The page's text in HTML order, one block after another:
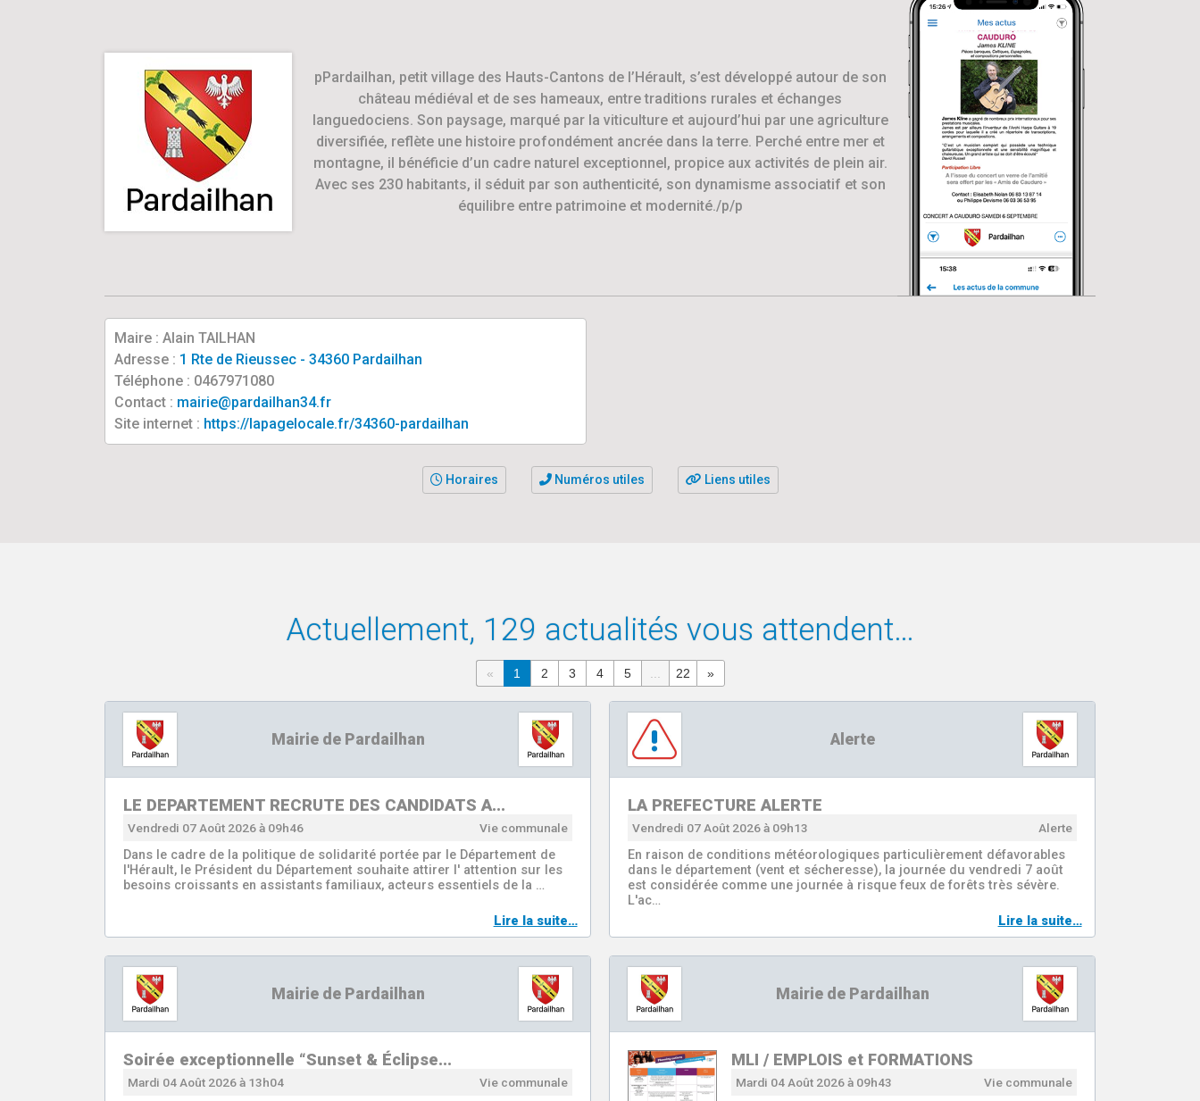
pPardailhan, petit village des Hauts-Cantons de l’Hérault, s’est développé autour de son
château médiéval et de ses hameaux, entre traditions rurales et échanges
languedociens. Son paysage, marqué par la viticulture et aujourd’hui par une agriculture
diversifiée, reflète une histoire profondément ancrée dans la terre. Perché entre mer et
montagne, il bénéficie d’un cadre naturel exceptionnel, propice aux activités de plein air.
Avec ses 230 habitants, il séduit par son authenticité, son dynamisme associatif et son
équilibre entre patrimoine et modernité./p/p
Maire : Alain TAILHAN
Adresse : 1 Rte de Rieussec - 34360 Pardailhan
Téléphone : 0467971080
Contact : mairie@pardailhan34.fr
Site internet : https://lapagelocale.fr/34360-pardailhan
Horaires Numéros utiles Liens utiles
Actuellement, 129 actualités vous attendent…
« 1 2 3 4 5 ... 22 »
Mairie de Pardailhan
LE DEPARTEMENT RECRUTE DES CANDIDATS A…
Vendredi 07 Août 2026 à 09h46 Vie communale
Dans le cadre de la politique de solidarité portée par le Département de
l'Hérault, le Président du Département souhaite attirer l' attention sur les
besoins croissants en assistants familiaux, acteurs essentiels de la …
Lire la suite…
Alerte
LA PREFECTURE ALERTE
Vendredi 07 Août 2026 à 09h13 Alerte
En raison de conditions météorologiques particulièrement défavorables
dans le département (vent et sécheresse), la journée du vendredi 7 août
est considérée comme une journée à risque feux de forêts très sévère.
L'ac…
Lire la suite…
Mairie de Pardailhan
Soirée exceptionnelle “Sunset & Éclipse…
Mardi 04 Août 2026 à 13h04 Vie communale
Mairie de Pardailhan
MLI / EMPLOIS et FORMATIONS
Mardi 04 Août 2026 à 09h43 Vie communale